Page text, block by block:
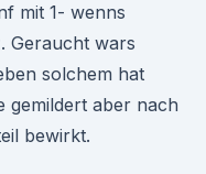
mit 1- wenns
Geraucht wars
solchem hat
gemildert aber nach
bewirkt.